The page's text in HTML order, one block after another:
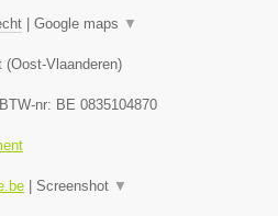
Google maps ▼
(Oost-Vlaanderen)
nr: BE 0835104870
Screenshot ▼